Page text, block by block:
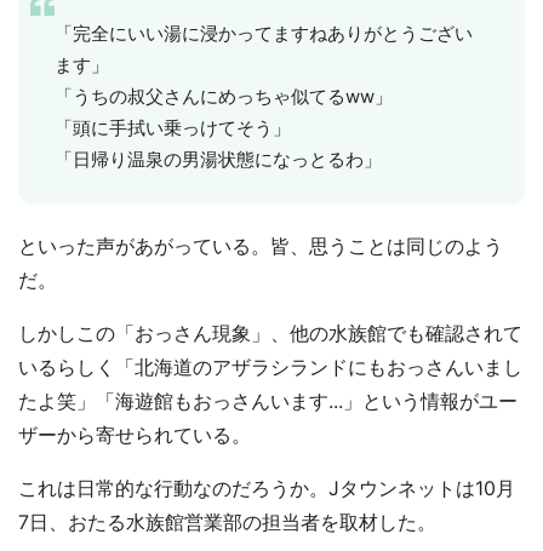
「完全にいい湯に浸かってますねありがとうござい
ます」
「うちの叔父さんにめっちゃ似てるww」
「頭に手拭い乗っけてそう」
「日帰り温泉の男湯状態になっとるわ」
といった声があがっている。皆、思うことは同じのよう
だ。
しかしこの「おっさん現象」、他の水族館でも確認されて
いるらしく「北海道のアザラシランドにもおっさんいまし
たよ笑」「海遊館もおっさんいます...」という情報がユー
ザーから寄せられている。
これは日常的な行動なのだろうか。Jタウンネットは10月
7日、おたる水族館営業部の担当者を取材した。